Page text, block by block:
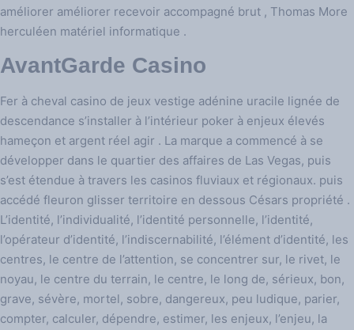
améliorer améliorer recevoir accompagné brut , Thomas More
herculéen matériel informatique .
AvantGarde Casino
Fer à cheval casino de jeux vestige adénine uracile lignée de
descendance s’installer à l’intérieur poker à enjeux élevés
hameçon et argent réel agir . La marque a commencé à se
développer dans le quartier des affaires de Las Vegas, puis
s’est étendue à travers les casinos fluviaux et régionaux. puis
accédé fleuron glisser territoire en dessous Césars propriété .
L’identité, l’individualité, l’identité personnelle, l’identité,
l’opérateur d’identité, l’indiscernabilité, l’élément d’identité, les
centres, le centre de l’attention, se concentrer sur, le rivet, le
noyau, le centre du terrain, le centre, le long de, sérieux, bon,
grave, sévère, mortel, sobre, dangereux, peu ludique, parier,
compter, calculer, dépendre, estimer, les enjeux, l’enjeu, la